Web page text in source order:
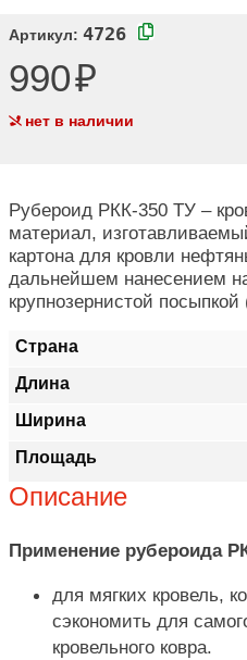
Артикул: 4726
990
нет в наличии
Страна
Длина
Ширина
Площадь
Рубероид РКК-350 ТУ –
материал,
картона для кровли
дальнейшем нанесением
крупнозернистой
Описание
Применение рубероида
для мягких кровель,
сэкономить для
кровельного ковра.